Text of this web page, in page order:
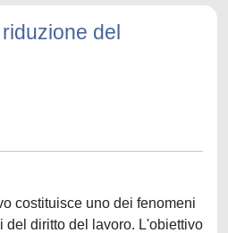
del
costituisce uno dei fenomeni
del diritto del lavoro. L'obiettivo